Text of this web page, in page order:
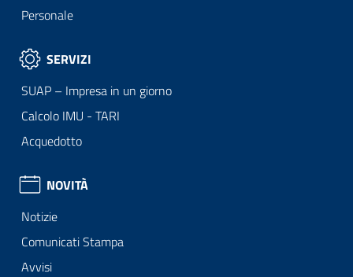
Personale
SERVIZI
SUAP – Impresa in un giorno
Calcolo IMU - TARI
Acquedotto
NOVITÀ
Notizie
Comunicati Stampa
Avvisi